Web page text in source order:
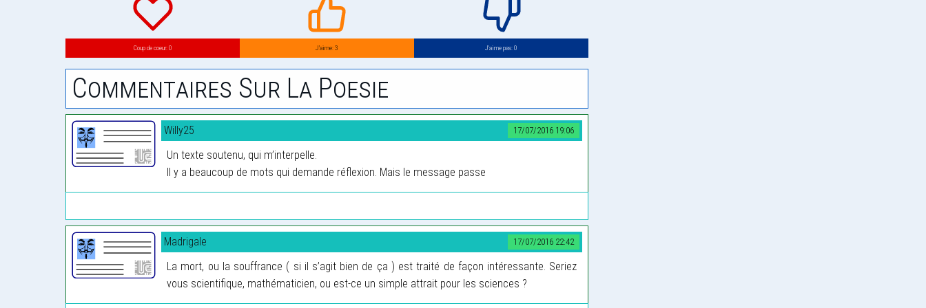
Coup de coeur: 0 J’aime: 3 J’aime pas: 0
Commentaires Sur La Poesie
17/07/2016 19:06
Willy25
Un texte soutenu, qui m’interpelle.
Il y a beaucoup de mots qui demande réflexion. Mais le message passe
17/07/2016 22:42
Madrigale
La mort, ou la souffrance ( si il s’agit bien de ça ) est traité de façon intéressante. Seriez
vous scientifique, mathématicien, ou est-ce un simple attrait pour les sciences ?